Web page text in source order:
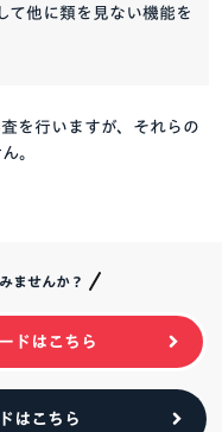
て他に類を見ない機能を
を行いますが、それらの
。
ませんか？
ドはこちら
はこちら